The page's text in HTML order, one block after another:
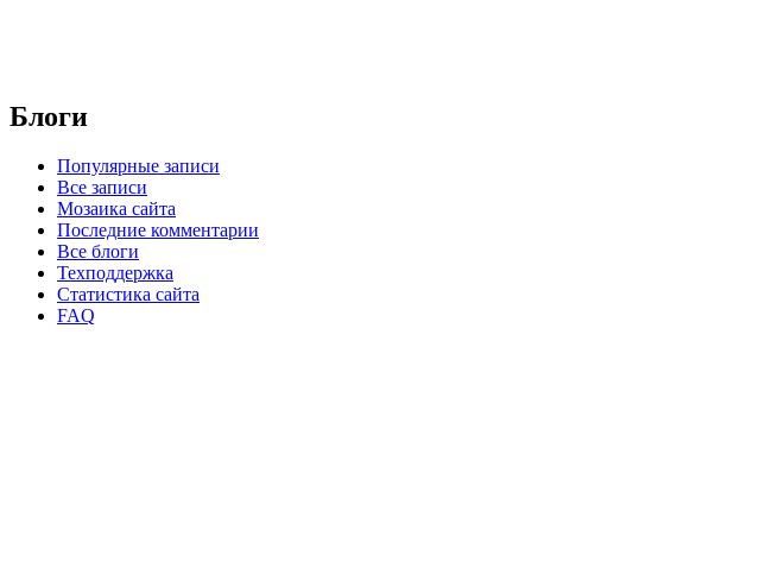
Блоги
Популярные записи
Все записи
Мозаика сайта
Последние комментарии
Все блоги
Техподдержка
Статистика сайта
FAQ